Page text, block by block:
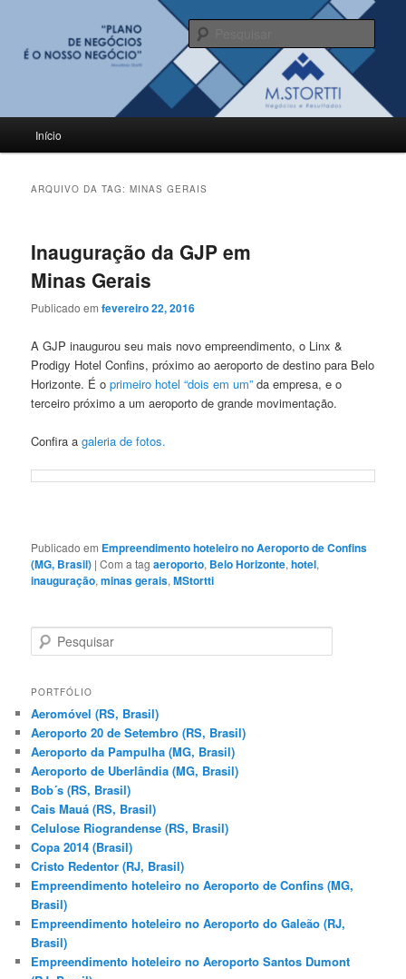
BLOG M.Stortti
principal
Início
ARQUIVO DA TAG:MINAS GERAIS
Inauguração da GJP em
Minas Gerais
Publicado emfevereiro 22, 2016
A GJP inaugurou seu mais novo empreendimento, o Linx &
Prodigy Hotel Confins, próximo ao aeroporto de destino para Belo
Horizonte. É oprimeiro hotel “dois em um” da empresa, e o
terceiro próximo a um aeroporto de grande movimentação.
Confira agaleria de fotos.
Publicado em Empreendimento hoteleiro no Aeroporto de Confins
(MG, Brasil) |Com a tagaeroporto, Belo Horizonte,hotel,
inauguração,minas gerais,MStortti
e
q
i
s
a
r
PORTFÓLIO
Aeromóvel (RS, Brasil)
Aeroporto 20 de Setembro (RS, Brasil)
Aeroporto da Pampulha (MG, Brasil)
Aeroporto de Uberlândia (MG, Brasil)
Bob´s (RS, Brasil)
Cais Mauá (RS, Brasil)
Celulose Riograndense (RS, Brasil)
Copa 2014 (Brasil)
Cristo Redentor (RJ, Brasil)
Empreendimento hoteleiro no Aeroporto de Confins (MG,
Brasil)
Empreendimento hoteleiro no Aeroporto do Galeão (RJ,
Brasil)
Empreendimento hoteleiro no Aeroporto Santos Dumont